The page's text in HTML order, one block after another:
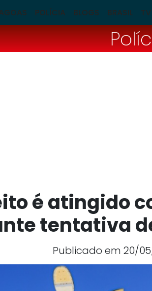
POLÍCIA BLOGS BRASIL
é atingido
tentativa
Publicado em 20/